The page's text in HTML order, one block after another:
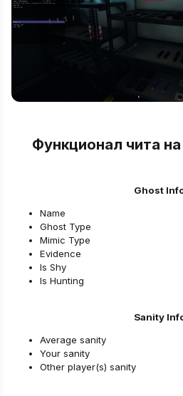
Функционал чита
Ghost
Name​
Ghost Type​
Mimic Type​
Evidence​
Is Shy​
Is Hunting​
Sanity
Average sanity​
Your sanity​
Other player(s) sanity​